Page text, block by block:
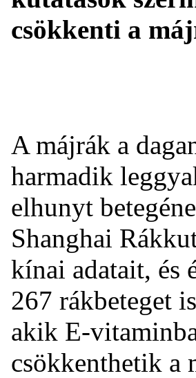
csökkenti a
A májrák a
harmadik
elhunyt
Shanghai
kínai adatait, és
267 rákbeteget
akik E-
csökkenthetik a